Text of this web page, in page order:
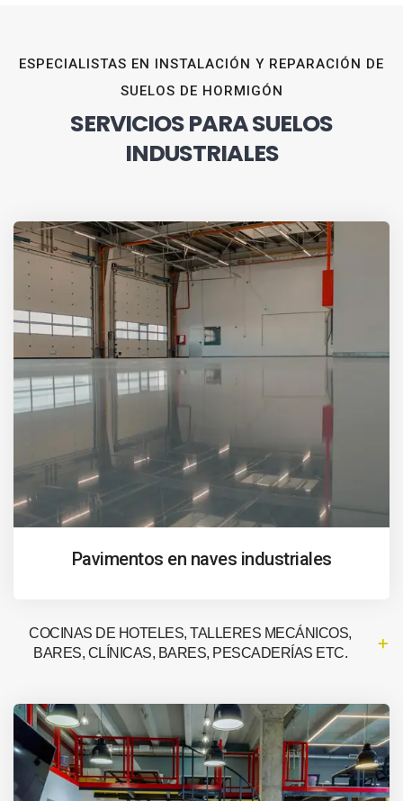
ESPECIALISTAS EN INSTALACIÓN Y REPARACIÓN DE
SUELOS DE HORMIGÓN
SERVICIOS PARA SUELOS
INDUSTRIALES
Pavimentos en naves industriales
COCINAS DE HOTELES, TALLERES MECÁNICOS,
BARES, CLÍNICAS, BARES, PESCADERÍAS ETC.